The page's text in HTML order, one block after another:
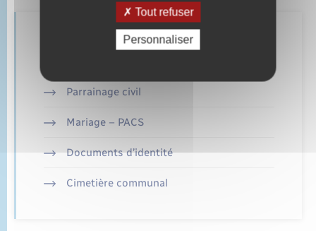
Retrouvez aussi
Parrainage civil
Mariage – PACS
Documents d’identité
Cimetière communal
Tout refuser
Personnaliser